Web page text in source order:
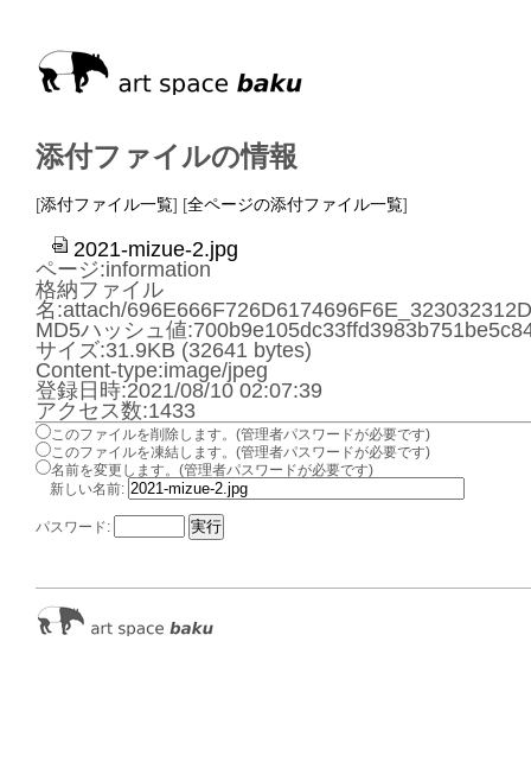
添付ファイルの情報
[添付ファイル一覧] [全ページの添付ファイル一覧]
2021-mizue-2.jpg
ページ:information
格納ファイル
名:attach/
MD5ハッシュ値
サイズ:31.9KB (32641 bytes)
Content-type:image/jpeg
登録日時:2021/08/10 02:07:39
アクセス数:1433
このファイルを削除します。(管理者パスワードが必要です)
このファイルを凍結します。(管理者パスワードが必要です)
名前を変更します。(管理者パスワードが必要です)
新しい名前:
パスワード: